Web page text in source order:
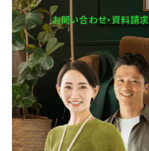
お問い合わせ・資料請求